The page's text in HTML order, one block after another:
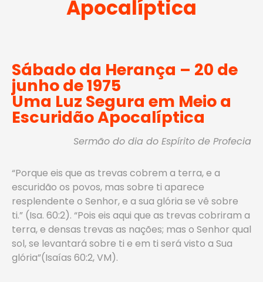
Apocalíptica
Sábado da Herança – 20 de
junho de 1975
Uma Luz Segura em Meio a
Escuridão Apocalíptica
Sermão do dia do Espírito de Profecia
“Porque eis que as trevas cobrem a terra, e a
escuridão os povos, mas sobre ti aparece
resplendente o Senhor, e a sua glória se vê sobre
ti.” (Isa. 60:2). “Pois eis aqui que as trevas cobriram a
terra, e densas trevas as nações; mas o Senhor qual
sol, se levantará sobre ti e em ti será visto a Sua
glória”(Isaías 60:2, VM).